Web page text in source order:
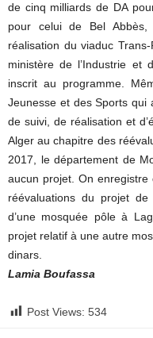
de cinq milliards de DA
pour celui de Bel
réalisation du viaduc
ministère de l’Industrie et
inscrit au programme.
Jeunesse et des Sports qui
de suivi, de réalisation et
Alger au chapitre des
2017, le département de
aucun projet. On enregistre
réévaluations du projet de
d’une mosquée pôle à
projet relatif à une autre
dinars.
Lamia Boufassa
Post Views: 534